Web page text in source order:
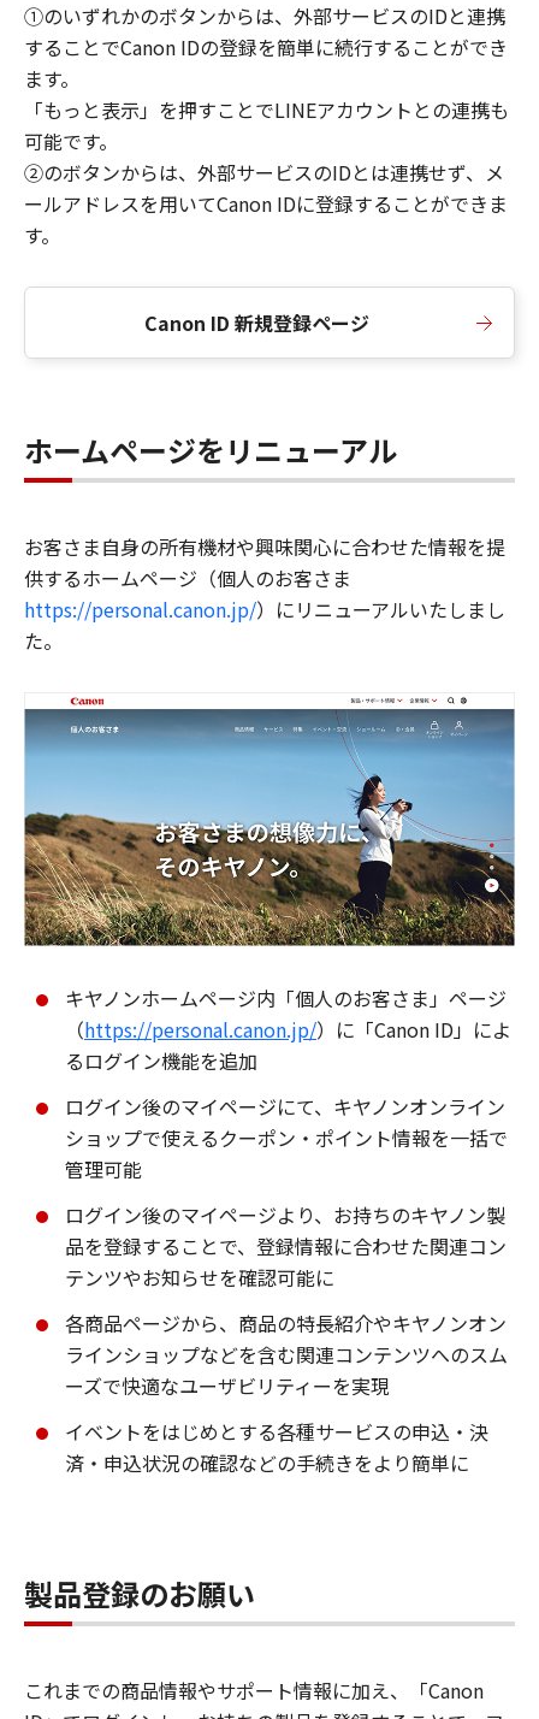
①のいずれかのボタンからは、外部サービスのIDと連携
することでCanon IDの登録を簡単に続行することができ
ます。
「もっと表示」を押すことでLINEアカウントとの連携も
可能です。
②のボタンからは、外部サービスのIDとは連携せず、メ
ールアドレスを用いてCanon IDに登録することができま
す。
Canon ID 新規登録ページ
ホームページをリニューアル
お客さま自身の所有機材や興味関心に合わせた情報を提
供するホームページ（個人のお客さま
https://personal.canon.jp/）にリニューアルいたしまし
た。
キヤノンホームページ内「個人のお客さま」ページ
（https://personal.canon.jp/）に「Canon ID」によ
るログイン機能を追加
ログイン後のマイページにて、キヤノンオンライン
ショップで使えるクーポン・ポイント情報を一括で
管理可能
ログイン後のマイページより、お持ちのキヤノン製
品を登録することで、登録情報に合わせた関連コン
テンツやお知らせを確認可能に
各商品ページから、商品の特長紹介やキヤノンオン
ラインショップなどを含む関連コンテンツへのスム
ーズで快適なユーザビリティーを実現
イベントをはじめとする各種サービスの申込・決
済・申込状況の確認などの手続きをより簡単に
製品登録のお願い
これまでの商品情報やサポート情報に加え、「Canon